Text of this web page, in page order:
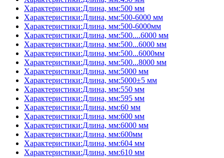
Характеристики:Длина, мм:500 мм
Характеристики:Длина, мм:500-6000 мм
Характеристики:Длина, мм:500-6000мм
Характеристики:Длина, мм:500....6000 мм
Характеристики:Длина, мм:500...6000 мм
Характеристики:Длина, мм:500...6000мм
Характеристики:Длина, мм:500...8000 мм
Характеристики:Длина, мм:5000 мм
Характеристики:Длина, мм:5000±5 мм
Характеристики:Длина, мм:550 мм
Характеристики:Длина, мм:595 мм
Характеристики:Длина, мм:60 мм
Характеристики:Длина, мм:600 мм
Характеристики:Длина, мм:6000 мм
Характеристики:Длина, мм:600мм
Характеристики:Длина, мм:604 мм
Характеристики:Длина, мм:610 мм